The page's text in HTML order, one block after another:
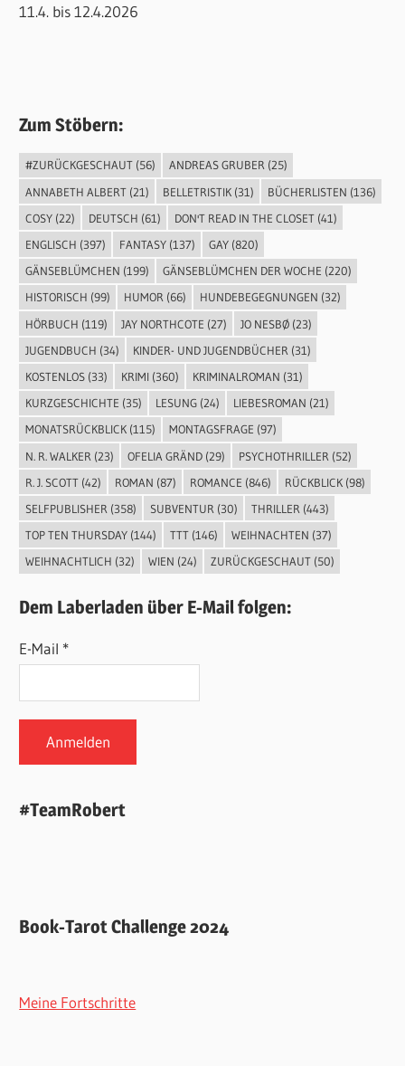
11.4. bis 12.4.2026
Zum Stöbern:
#ZURÜCKGESCHAUT(56) ANDREAS GRUBER(25)
ANNABETH ALBERT(21) BELLETRISTIK(31) BÜCHERLISTEN (136)
COSY(22) DEUTSCH (61) DON'T READ IN THE CLOSET(41)
ENGLISCH (397) FANTASY(137) GAY(820)
GÄNSEBLÜMCHEN (199) GÄNSEBLÜMCHEN DER WOCHE (220)
HISTORISCH (99) HUMOR(66) HUNDEBEGEGNUNGEN (32)
HÖRBUCH (119) JAY NORTHCOTE (27) JO NESBØ(23)
JUGENDBUCH (34) KINDER- UND JUGENDBÜCHER (31)
KOSTENLOS(33) KRIMI(360) KRIMINALROMAN (31)
KURZGESCHICHTE (35) LESUNG(24) LIEBESROMAN (21)
MONATSRÜCKBLICK(115) MONTAGSFRAGE (97)
N. R. WALKER (23) OFELIA GRÄND(29) PSYCHOTHRILLER (52)
R. J. SCOTT(42) ROMAN (87) ROMANCE (846) RÜCKBLICK(98)
SELFPUBLISHER (358) SUBVENTUR (30) THRILLER (443)
TOP TEN THURSDAY(144) TTT(146) WEIHNACHTEN (37)
WEIHNACHTLICH (32) WIEN (24) ZURÜCKGESCHAUT(50)
Dem Laberladen über E-Mail folgen:
E-Mail *
#TeamRobert
Book-Tarot Challenge 2024
Meine Fortschritte